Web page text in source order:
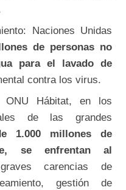
Naciones Unidas
de personas no
para el lavado de
contra los virus.
ONU Hábitat, en los
de las grandes
1.000 millones de
se enfrentan al
carencias de
gestión de